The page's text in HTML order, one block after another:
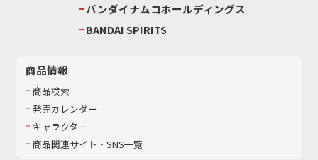
バンダイナムコホールディングス
BANDAI SPIRITS
商品情報
商品検索
発売カレンダー
キャラクター
商品関連サイト・SNS一覧